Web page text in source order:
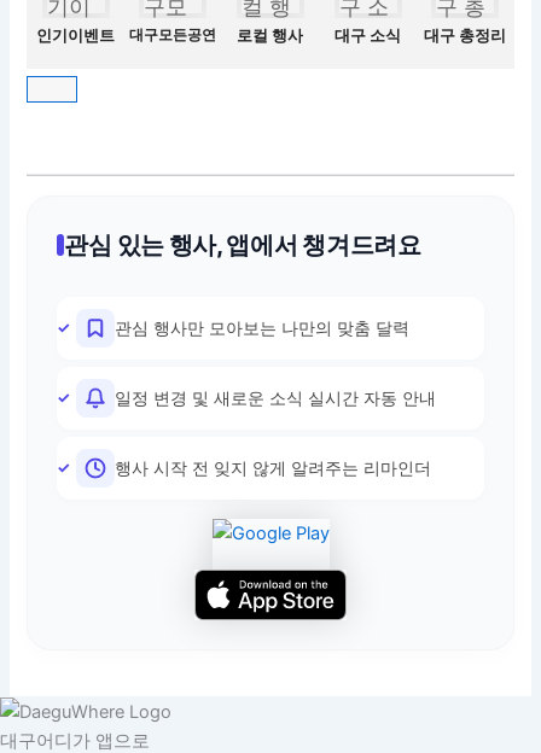
인기이벤트 대구모든공연 로컬 행사 대구 소식 대구 총정리
관심 있는 행사, 앱에서 챙겨드려요
관심 행사만 모아보는 나만의 맞춤 달력
일정 변경 및 새로운 소식 실시간 자동 안내
행사 시작 전 잊지 않게 알려주는 리마인더
대구어디가 앱으로